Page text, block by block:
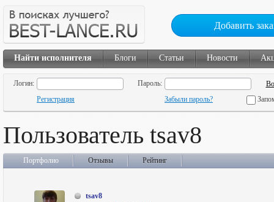
Добавить
Найти исполнителя Блоги Статьи Новости
Логин:
Пароль:
Регистрация
Забыли пароль?
Пользователь tsav8
Портфолио Отзывы Рейтинг
tsav8